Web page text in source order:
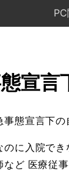
宣言
態宣言下の
のに入院で
など 医療従